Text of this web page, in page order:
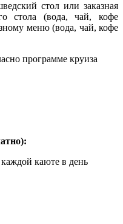
стол или заказная
стола (вода, чай, кофе
меню (вода, чай, кофе
программе круиза
каюте в день